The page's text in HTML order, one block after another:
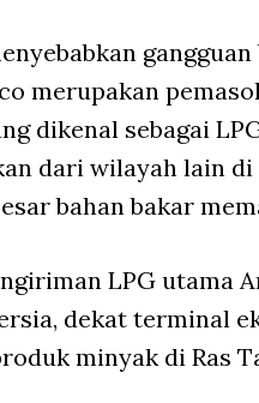
gangguan
merupakan
dikenal sebagai
dari wilayah lain
bahan bakar
LPG utama
dekat terminal
minyak di Ras